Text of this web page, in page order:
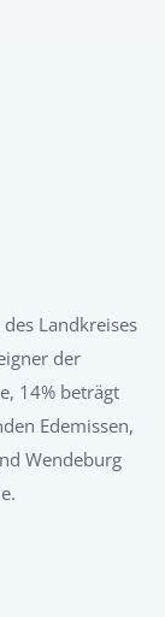
Landkreises
der
14% beträgt
Edemissen,
Wendeburg